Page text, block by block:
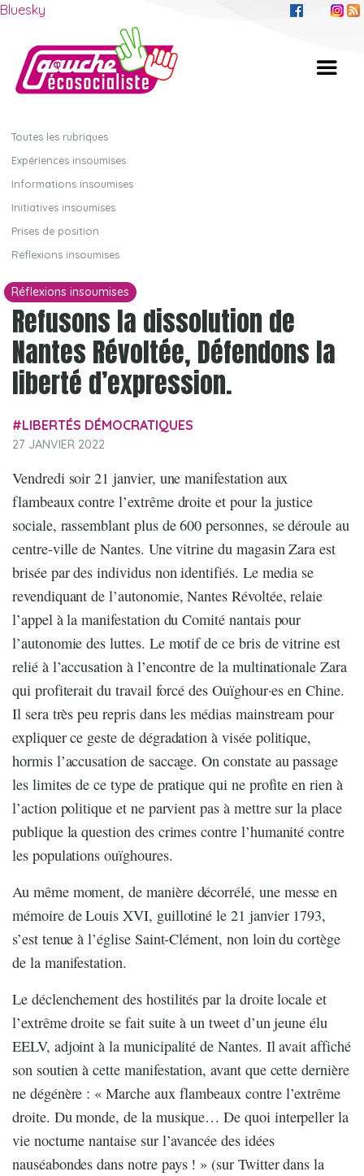
Bluesky
Toutes les rubriques
Expériences insoumises
Informations insoumises
Initiatives insoumises
Prises de position
Réflexions insoumises
Réflexions insoumises
Refusons la dissolution de
Nantes Révoltée, Défendons la
liberté d’expression.
LIBERTÉS DÉMOCRATIQUES
27 JANVIER 2022
Vendredi soir 21 janvier, une manifestation aux
flambeaux contre l’extrême droite et pour la justice
sociale, rassemblant plus de 600 personnes, se déroule au
centre-ville de Nantes. Une vitrine du magasin Zara est
brisée par des individus non identifiés. Le media se
revendiquant de l’autonomie, Nantes Révoltée, relaie
l’appel à la manifestation du Comité nantais pour
l’autonomie des luttes. Le motif de ce bris de vitrine est
relié à l’accusation à l’encontre de la multinationale Zara
qui profiterait du travail forcé des Ouïghour·es en Chine.
Il sera très peu repris dans les médias mainstream pour
expliquer ce geste de dégradation à visée politique,
hormis l’accusation de saccage. On constate au passage
les limites de ce type de pratique qui ne profite en rien à
l’action politique et ne parvient pas à mettre sur la place
publique la question des crimes contre l’humanité contre
les populations ouïghoures.
Au même moment, de manière décorrélé, une messe en
mémoire de Louis XVI, guillotiné le 21 janvier 1793,
s’est tenue à l’église Saint-Clément, non loin du cortège
de la manifestation.
Le déclenchement des hostilités par la droite locale et
l’extrême droite se fait suite à un tweet d’un jeune élu
EELV, adjoint à la municipalité de Nantes. Il avait affiché
son soutien à cette manifestation, avant que cette dernière
ne dégénère : « Marche aux flambeaux contre l’extrême
droite. Du monde, de la musique… De quoi interpeller la
vie nocturne nantaise sur l’avancée des idées
nauséabondes dans notre pays ! » (sur Twitter dans la